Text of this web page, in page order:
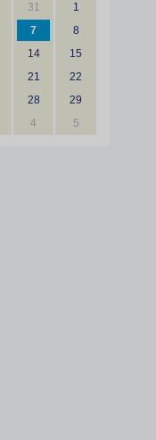
31
1
7
8
14
15
21
22
28
29
4 5